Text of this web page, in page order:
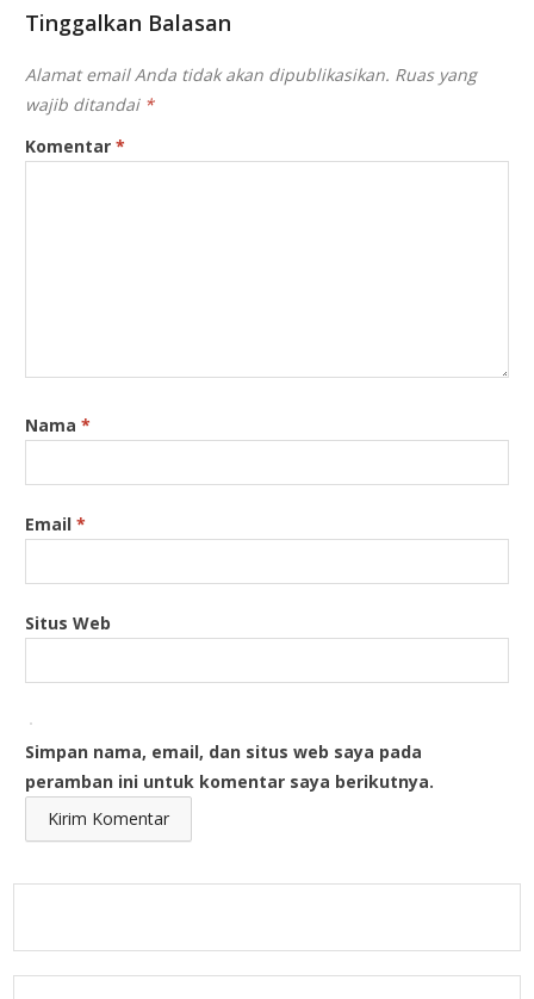
Tinggalkan Balasan
Alamat email Anda tidak akan dipublikasikan. Ruas yang
wajib ditandai *
Komentar*
Nama*
Email*
Situs Web
Simpan nama, email, dan situs web saya pada
peramban ini untuk komentar saya berikutnya.